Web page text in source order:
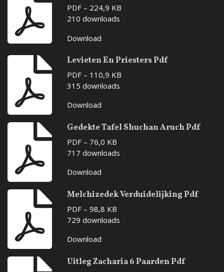
PDF – 224,9 KB
210 downloads
Download
Levieten En Priesters Pdf
PDF – 110,9 KB
315 downloads
Download
Gedekte Tafel Shuchan Aruch Pdf
PDF – 76,0 KB
717 downloads
Download
Melchizedek Verduidelijking Pdf
PDF – 98,8 KB
729 downloads
Download
Uitleg Zacharia 6 Paarden Pdf